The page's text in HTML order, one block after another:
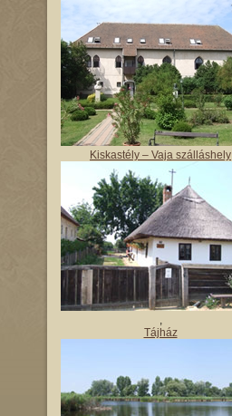
Kiskastély – Vaja szálláshely
,
Tájház